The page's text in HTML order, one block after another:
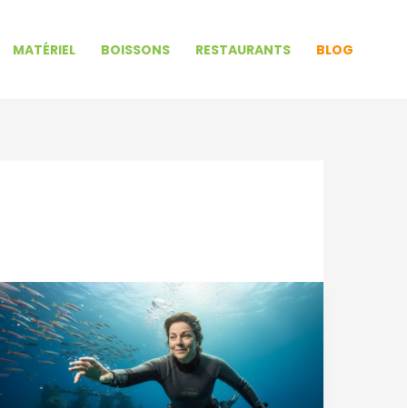
MATÉRIEL BOISSONS RESTAURANTS BLOG
Plongée
captivante
dans
le
parcours